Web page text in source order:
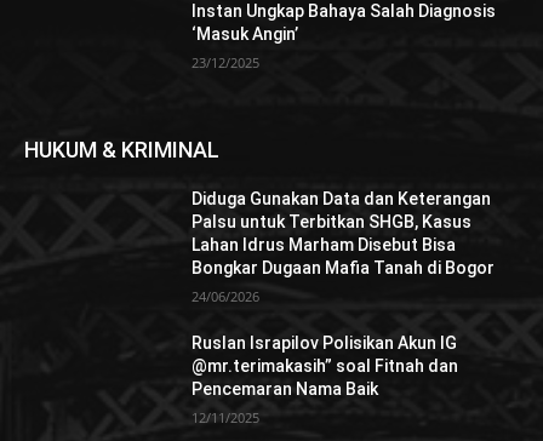
Instan Ungkap Bahaya Salah Diagnosis
‘Masuk Angin’
23/12/2025
HUKUM & KRIMINAL
Diduga Gunakan Data dan Keterangan
Palsu untuk Terbitkan SHGB, Kasus
Lahan Idrus Marham Disebut Bisa
Bongkar Dugaan Mafia Tanah di Bogor
24/06/2026
Ruslan Israpilov Polisikan Akun IG
@mr.terimakasih” soal Fitnah dan
Pencemaran Nama Baik
12/11/2025